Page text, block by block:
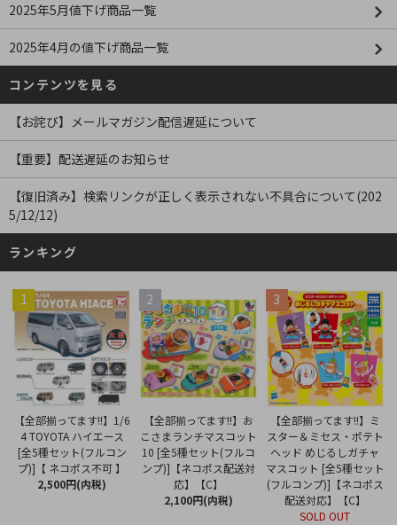
2025年5月値下げ商品一覧
2025年4月の値下げ商品一覧
コンテンツを見る
【お詫び】メールマガジン配信遅延について
【重要】配送遅延のお知らせ
【復旧済み】検索リンクが正しく表示されない不具合について(202
5/12/12)
ランキング
1
【全部揃ってます!!】1/6
4 TOYOTA ハイエース
[全5種セット(フルコン
プ)]【 ネコポス不可 】
2,500円(内税)
2
【全部揃ってます!!】お
こさまランチマスコット
10 [全5種セット(フルコ
ンプ)]【ネコポス配送対
応】【C】
2,100円(内税)
3
【全部揃ってます!!】ミ
スター＆ミセス・ポテト
ヘッド めじるしガチャ
マスコット [全5種セット
(フルコンプ)]【ネコポス
配送対応】【C】
SOLD OUT